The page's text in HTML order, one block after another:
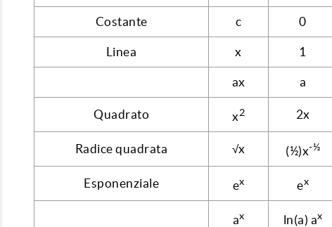
Costante c 0
Linea x 1
ax a
Quadrato x2 2x
Radice quadrata √x (½)x-½
Esponenziale ex ex
ax ln(a) ax